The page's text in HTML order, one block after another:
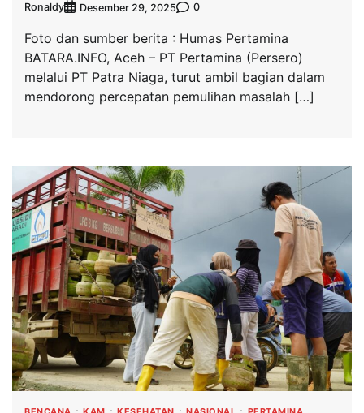
Ronaldy Desember 29, 2025 0
Foto dan sumber berita : Humas Pertamina
BATARA.INFO, Aceh – PT Pertamina (Persero)
melalui PT Patra Niaga, turut ambil bagian dalam
mendorong percepatan pemulihan masalah […]